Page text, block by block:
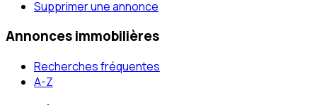
Supprimer une annonce
Annonces immobilières
Recherches fréquentes
A-Z